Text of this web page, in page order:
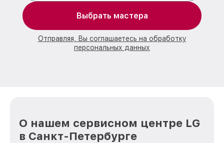
Выбрать мастера
Отправляя, Вы соглашаетесь на обработку
персональных данных
О нашем сервисном центре LG
в Санкт-Петербурге